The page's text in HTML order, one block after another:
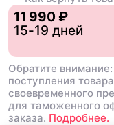
11 990 ₽
15-19 дней
Обратите
поступления
своевременного
для таможенного
заказа. Подробнее.